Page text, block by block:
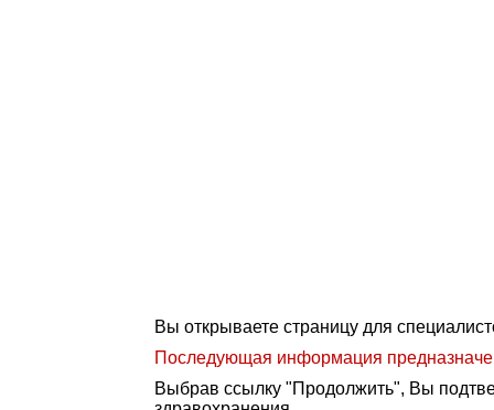
Вы открываете страницу для
Последующая информация
Выбрав ссылку "Продолжить", Вы